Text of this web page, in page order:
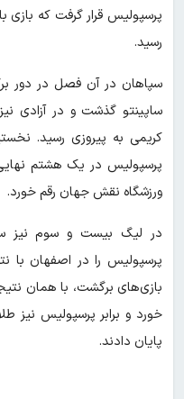
پرسپولیس قرار گرفت که بازی
رسید.
ساپینتو گذشت و در آزادی
کریمی به پیروزی رسید.
ورزشگاه نقش جهان رقم خورد.
در لیگ بیست و سوم نیز
خورد و برابر پرسپولیس نیز
پایان دادند.